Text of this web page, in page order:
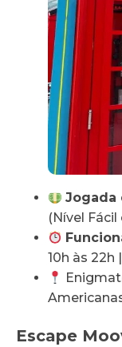
Jogada
(Nível Fácil
10h às 22h
Escape